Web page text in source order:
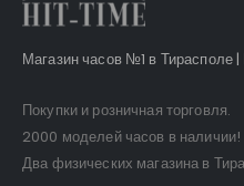
Магазин часов №1 в Тирасполе
Покупки и розничная торговля.
2000 моделей часов в
Два физических магазина в